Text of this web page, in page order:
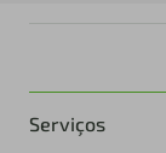
Serviços